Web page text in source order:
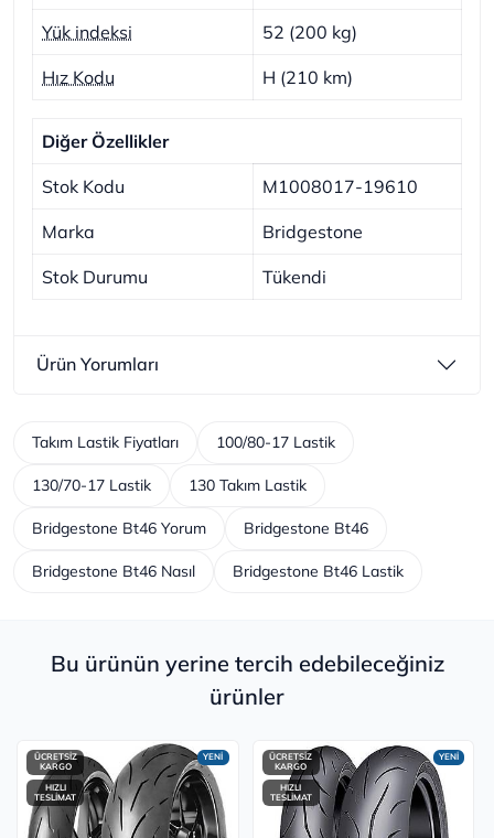
Yük indeksi 52 (200 kg)
Hız Kodu H (210 km)
Diğer Özellikler
Stok Kodu M1008017-19610
Marka Bridgestone
Stok Durumu Tükendi
Ürün Yorumları
Takım Lastik Fiyatları 100/80-17 Lastik
130/70-17 Lastik 130 Takım Lastik
Bridgestone Bt46 Yorum Bridgestone Bt46
Bridgestone Bt46 Nasıl Bridgestone Bt46 Lastik
Bu ürünün yerine tercih edebileceğiniz
ürünler
YENİ
ÜCRETSİZ
KARGO
HIZLI
TESLİMAT
YENİ
ÜCRETSİZ
KARGO
HIZLI
TESLİMAT